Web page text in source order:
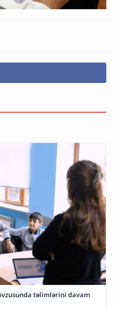
təlimlərini davam